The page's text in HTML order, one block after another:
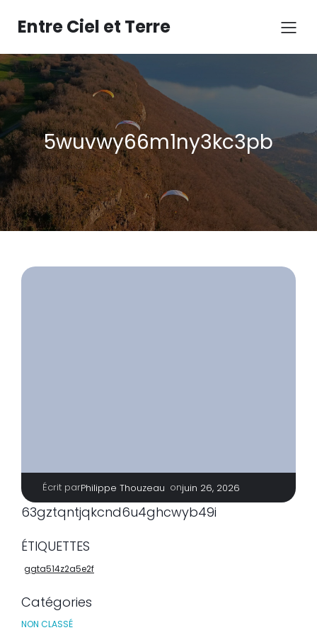
contenuEntre Ciel et Terre
5wuvwy66m1ny3kc3pb
Écrit parPhilippe Thouzeau onjuin 26, 2026
63gztqntjqkcnd6u4ghcwyb49i
ÉTIQUETTES
ggta514z2a5e2f
Catégories
NON CLASSÉ